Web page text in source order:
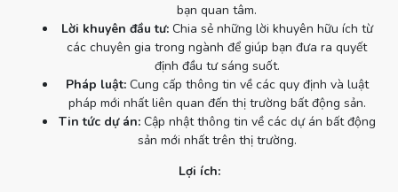
bạn quan tâm.
Lời khuyên đầu tư:Chia sẻ những lời khuyên hữu ích từ
các chuyên gia trong ngành để giúp bạn đưa ra quyết
định đầu tư sáng suốt.
Pháp luật:Cung cấp thông tin về các quy định và luật
pháp mới nhất liên quan đến thị trường bất động sản.
Tin tức dự án:Cập nhật thông tin về các dự án bất động
sản mới nhất trên thị trường.
Lợi ích: